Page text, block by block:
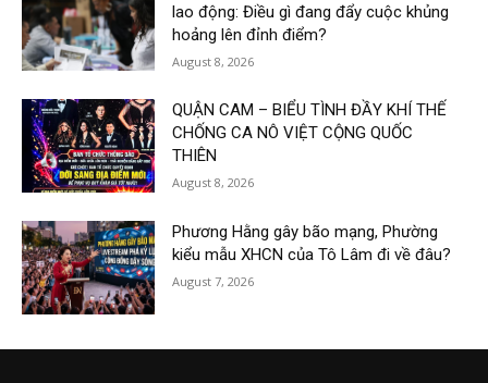
lao động: Điều gì đang đẩy cuộc khủng
hoảng lên đỉnh điểm?
August 8, 2026
QUẬN CAM – BIỂU TÌNH ĐẦY KHÍ THẾ
CHỐNG CA NÔ VIỆT CỘNG QUỐC
THIÊN
August 8, 2026
Phương Hằng gây bão mạng, Phường
kiểu mẫu XHCN của Tô Lâm đi về đâu?
August 7, 2026